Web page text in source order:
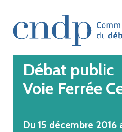
Débat public
Voie Ferrée
Du 15 décembre 2016